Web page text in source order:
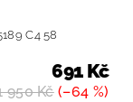
C4 58
950 Kč(–64 %)
691 Kč